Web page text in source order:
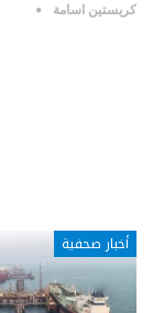
كريستين اسامة
أخبار صحفية